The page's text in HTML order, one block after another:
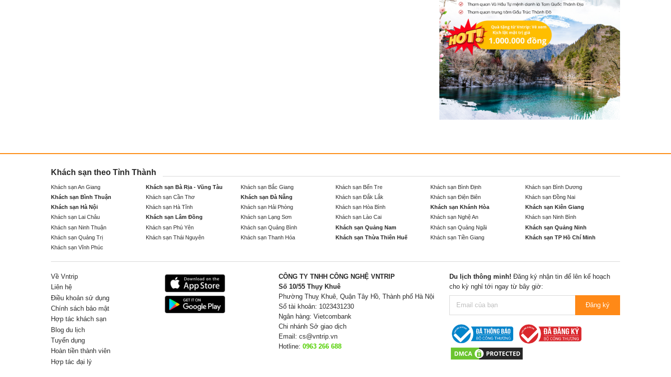
Khách sạn theo Tỉnh Thành
Khách sạn An Giang Khách sạn Bà Rịa - Vũng Tàu Khách sạn Bắc Giang Khách sạn Bến Tre Khách sạn Bình Định
Khách sạn Bình Dương
Khách sạn Bình Thuận
Khách sạn Cần Thơ Khách sạn Đà Nẵng Khách sạn Đắk Lắk Khách sạn Điện Biên
Khách sạn Đồng Nai
Khách sạn Hà Nội
Khách sạn Hà Tĩnh Khách sạn Hải Phòng Khách sạn Hòa Bình Khách sạn Khánh Hòa
Khách sạn Kiên Giang
Khách sạn Lai Châu
Khách sạn Lâm Đồng Khách sạn Lạng Sơn Khách sạn Lào Cai Khách sạn Nghệ An
Khách sạn Ninh Bình
Khách sạn Ninh Thuận
Khách sạn Phú Yên Khách sạn Quảng Bình Khách sạn Quảng Nam Khách sạn Quảng Ngãi
Khách sạn Quảng Ninh
Khách sạn Quảng Trị
Khách sạn Thái Nguyên Khách sạn Thanh Hóa Khách sạn Thừa Thiên Huế Khách sạn Tiền Giang
Khách sạn TP Hồ Chí Minh
Khách sạn Vĩnh Phúc
Về Vntrip
Liên hệ
Điều khoản sử dụng
Chính sách bảo mật
Hợp tác khách sạn
Blog du lịch
Tuyển dụng
Hoàn tiền thành viên
Hợp tác đại lý
CÔNG TY TNHH CÔNG NGHỆ VNTRIP
Số 10/55 Thụy Khuê
Phường Thuỵ Khuê, Quận Tây Hồ, Thành phố Hà Nội
Số tài khoản: 1023431230
Ngân hàng: Vietcombank
Chi nhánh Sở giao dịch
Email: cs@vntrip.vn
Hotline: 0963 266 688
Du lịch thông minh! Đăng ký nhận tin để lên kế hoạch
cho kỳ nghỉ tới ngay từ bây giờ:
Đăng ký